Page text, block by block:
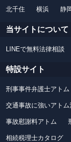
北千住 横浜 静
当サイトについて
LINEで無料法律相談
特設サイト
刑事事件弁護士アトム
交通事故に強いアト
事故慰謝料アトム
相続税理士カタログ